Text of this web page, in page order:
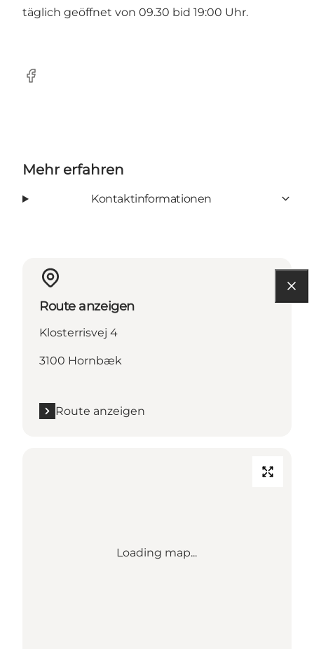
täglich geöffnet von 09.30 bid 19:00 Uhr.
Facebook
Mehr erfahren
Kontaktinformationen
Route anzeigen
Klosterrisvej 4
3100 Hornbæk
Route anzeigen
Loading map...